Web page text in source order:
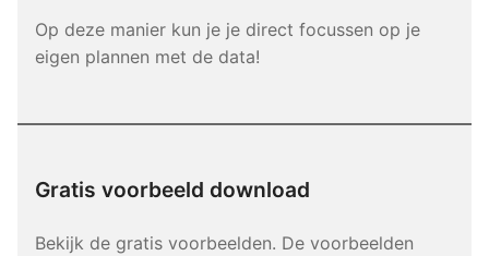
Op deze manier kun je je direct focussen op je
eigen plannen met de data!
Gratis voorbeeld download
Bekijk de gratis voorbeelden. De voorbeelden